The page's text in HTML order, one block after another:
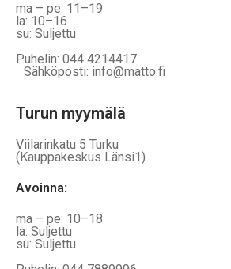
ma – pe: 11–19
la: 10–16
su: Suljettu
Puhelin: 044 4214417
Sähköposti: info@matto.fi
Turun myymälä
Viilarinkatu 5 Turku
(Kauppakeskus Länsi1)
Avoinna:
ma – pe: 10–18
la: Suljettu
su: Suljettu